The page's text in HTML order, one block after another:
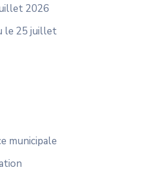
2026
le 25 juillet
municipale